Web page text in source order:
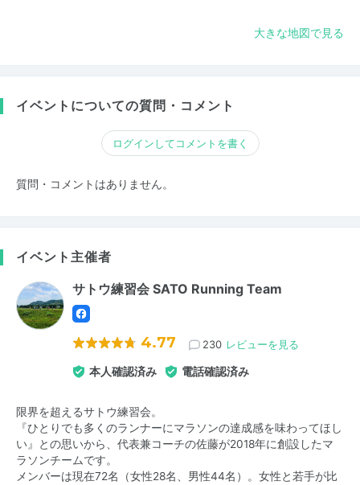
大きな地図で見る
イベントについての質問・コメント
ログインしてコメントを書く
質問・コメントはありません。
イベント主催者
サトウ練習会 SATO Running Team
4.77 230 レビューを見る
本人確認済み 電話確認済み
限界を超えるサトウ練習会。
『ひとりでも多くのランナーにマラソンの達成感を味わってほし
い』との思いから、代表兼コーチの佐藤が2018年に創設したマ
ラソンチームです。
メンバーは現在72名（女性28名、男性44名）。女性と若手が比